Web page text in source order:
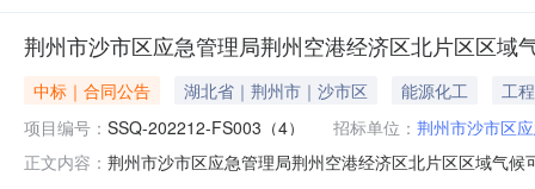
荆州市沙市区应急管理局荆州空港经济区北片区区域
中标｜合同公告 湖北省｜荆州市｜沙市区 能源化工
工程
项目编号： SSQ-202212-FS003（4） 招标单位： 荆州市沙市区
正文内容： 荆州市沙市区应急管理局荆州空港经济区北片区区域气